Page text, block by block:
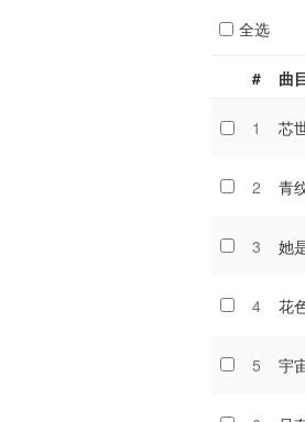
全选
# 曲
1 芯
2 青
3 她
4 花
5 宇